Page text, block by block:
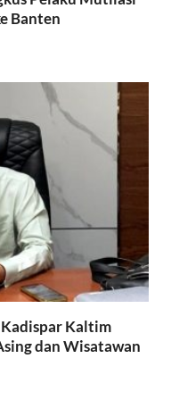
Banten
Kaltim
dan Wisatawan